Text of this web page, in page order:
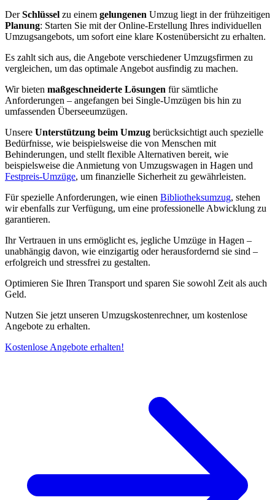
DerSchlüssel zu einem gelungenen Umzug liegt in der frühzeitigen
Planung: Starten Sie mit der Online-Erstellung Ihres individuellen
Umzugsangebots, um sofort eine klare Kostenübersicht zu erhalten.
Es zahlt sich aus, die Angebote verschiedener Umzugsfirmen zu
vergleichen, um das optimale Angebot ausfindig zu machen.
Wir bieten maßgeschneiderte Lösungen für sämtliche
Anforderungen – angefangen bei Single-Umzügen bis hin zu
umfassenden Überseeumzügen.
Unsere Unterstützung beim Umzug berücksichtigt auch spezielle
Bedürfnisse, wie beispielsweise die von Menschen mit
Behinderungen, und stellt flexible Alternativen bereit, wie
beispielsweise die Anmietung von Umzugswagen in Hagen und
Festpreis-Umzüge, um finanzielle Sicherheit zu gewährleisten.
Für spezielle Anforderungen, wie einen Bibliotheksumzug, stehen
wir ebenfalls zur Verfügung, um eine professionelle Abwicklung zu
garantieren.
Ihr Vertrauen in uns ermöglicht es, jegliche Umzüge in Hagen –
unabhängig davon, wie einzigartig oder herausfordernd sie sind –
erfolgreich und stressfrei zu gestalten.
Optimieren Sie Ihren Transport und sparen Sie sowohl Zeit als auch
Geld.
Nutzen Sie jetzt unseren Umzugskostenrechner, um kostenlose
Angebote zu erhalten.
Kostenlose Angebote erhalten!